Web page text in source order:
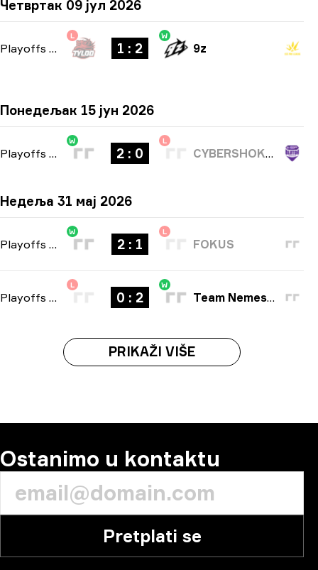
Четвртак 09 јул 2026
Playoffs bo3
L
1 : 2
W
9z
Понедељак 15 јун 2026
Playoffs bo3
W
2 : 0
L
CYBERSHOKE Esports
Недеља 31 мај 2026
Playoffs bo3
W
2 : 1
L
FOKUS
Playoffs
L
0 : 2
W
Team Nemesis
PRIKAŽI VIŠE
Ostanimo u kontaktu
Pretplati se